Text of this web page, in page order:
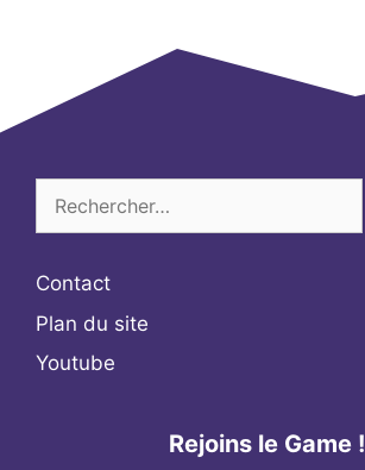
Contact
Plan du site
Youtube
Rejoins le Game !